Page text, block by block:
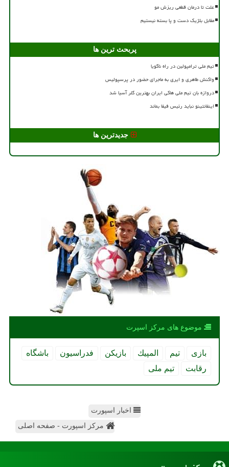
علت تا درمان قطعی ریزش مو
مقابل بلژیک دست و پا بسته نیستیم
پربحث ترین ها
تیم ملی ترامپولین در راه ناگویا
واکنش طاهری و ایری به ماجرای حضور در پرسپولیس
دروازه بان تیم ملی هاکی ایران بهترین گلر آسیا شد
اینفانتینو نباید رئیس فیفا بماند
جدیدترین ها
موضوع های مركز اسپرت
بازی تیم المپیك بازیكن فدراسیون
باشگاه
رقابت
تیم ملی
اخبار اسپورت
مرکز اسپورت - صفحه اصلی